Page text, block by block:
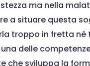
ma nella
a situare questa
troppo in fretta né
delle
che sviluppa la